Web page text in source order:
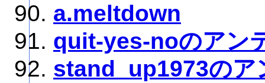
a.meltdown
quit-yes-noのアン
stand_up1973のア